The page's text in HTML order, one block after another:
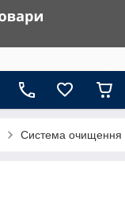
Система очищення